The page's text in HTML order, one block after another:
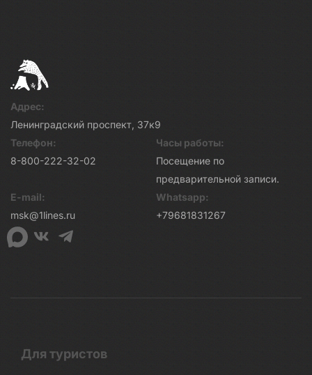
Адрес:
Ленинградский проспект, 37к9
Телефон:
8-800-222-32-02
Часы работы:
Посещение по
предварительной записи.
E-mail:
msk@1lines.ru
Whatsapp:
+79681831267
Для туристов